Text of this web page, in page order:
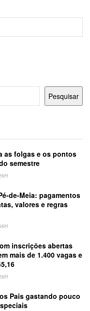
Pesquisar
as folgas e os pontos
semestre
de-Meia: pagamentos
valores e regras
inscrições abertas
mais de 1.400 vagas e
Pais gastando pouco